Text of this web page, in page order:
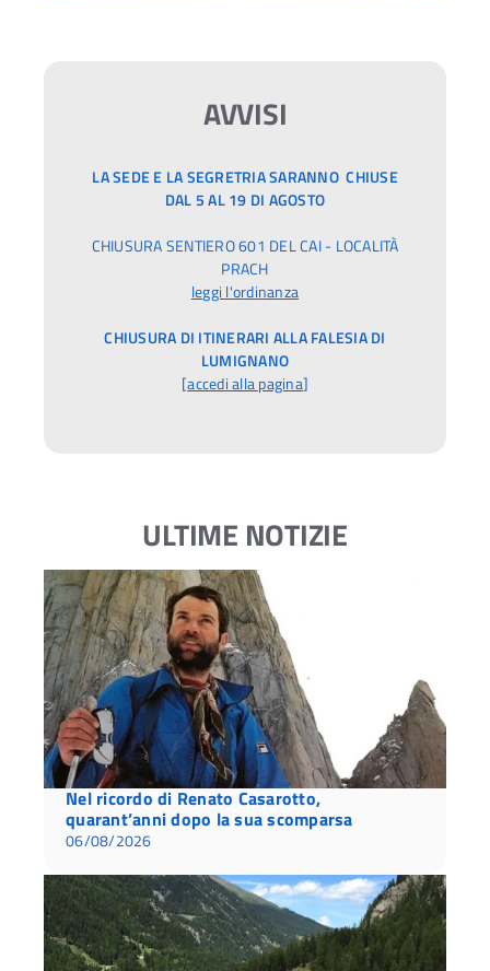
AVVISI
LA SEDE E LA SEGRETRIA SARANNO CHIUSE
DAL 5 AL 19 DI AGOSTO
CHIUSURA SENTIERO 601 DEL CAI - LOCALITÀ
PRACH
leggi l'ordinanza
CHIUSURA DI ITINERARI ALLA FALESIA DI
LUMIGNANO
[accedi alla pagina]
ULTIME NOTIZIE
Nel ricordo di Renato Casarotto,
quarant’anni dopo la sua scomparsa
06/08/2026